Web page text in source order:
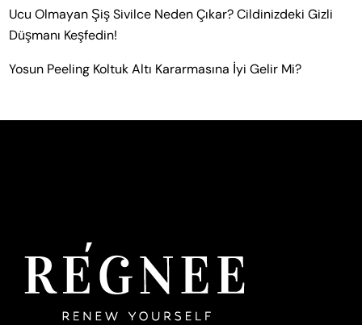
Ucu Olmayan Şiş Sivilce Neden Çıkar? Cildinizdeki Gizli
Düşmanı Keşfedin!
Yosun Peeling Koltuk Altı Kararmasına İyi Gelir Mi?